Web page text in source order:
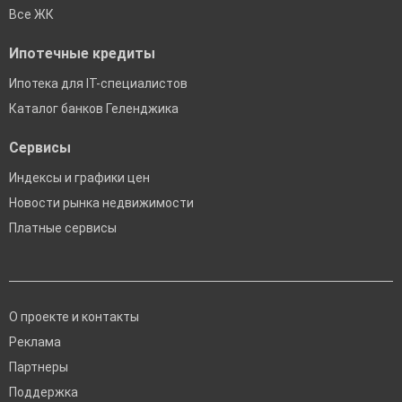
Все ЖК
Ипотечные кредиты
Ипотека для IT-специалистов
Каталог банков Геленджика
Сервисы
Индексы и графики цен
Новости рынка недвижимости
Платные сервисы
О проекте и контакты
Реклама
Партнеры
Поддержка